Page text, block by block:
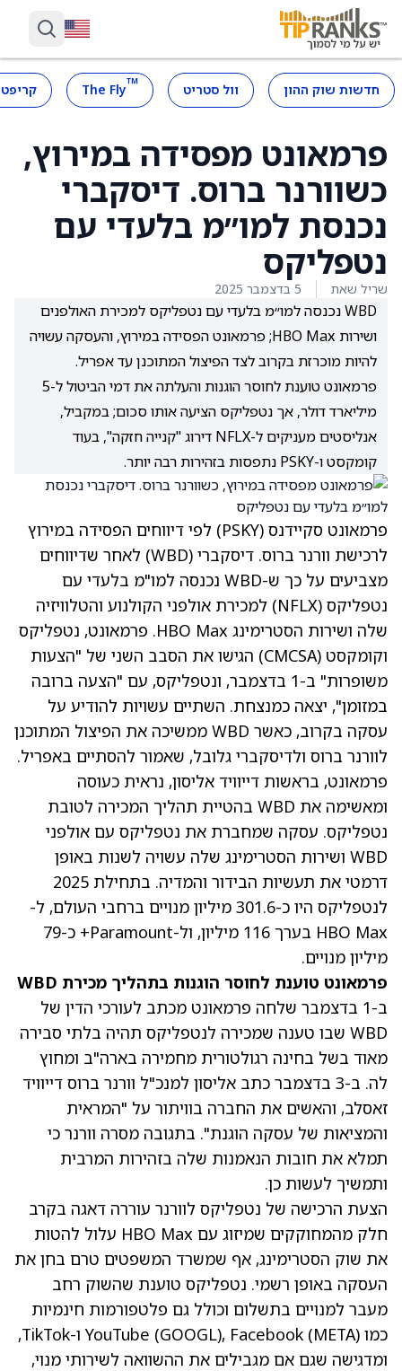
חדשות שוק ההון וול סטריט ™
The Fly
פרמאונט מפסידה במירוץ,
כשוורנר ברוס. דיסקברי
נכנסת למו״מ בלעדי עם
נטפליקס
שריל שאת 5 בדצמבר 2025
WBD נכנסה למו״מ בלעדי עם נטפליקס למכירת האולפנים
ושירות HBO Max; פרמאונט הפסידה במירוץ, והעסקה עשויה
להיות מוכרזת בקרוב לצד הפיצול המתוכנן עד אפריל.
פרמאונט טוענת לחוסר הוגנות והעלתה את דמי הביטול ל-5
מיליארד דולר, אך נטפליקס הציעה אותו סכום; במקביל,
אנליסטים מעניקים ל-NFLX דירוג "קנייה חזקה", בעוד
קומקסט ו-PSKY נתפסות בזהירות רבה יותר.
פרמאונט סקיידנס (PSKY)
לפי דיווחים הפסידה במירוץ
לרכישת וורנר ברוס. דיסקברי (WBD)
לאחר שדיווחים
מצביעים על כך ש-WBD נכנסה למו"מ בלעדי עם
נטפליקס (NFLX)
למכירת אולפני הקולנוע והטלוויזיה
שלה ושירות הסטרימינג HBO Max. פרמאונט, נטפליקס
וקומקסט (CMCSA)
הגישו את הסבב השני של "הצעות
משופרות" ב-1 בדצמבר, ונטפליקס, עם "הצעה ברובה
במזומן", יצאה כמנצחת. השתיים עשויות להודיע על
עסקה בקרוב, כאשר WBD ממשיכה את הפיצול המתוכנן
לוורנר ברוס ולדיסקברי גלובל, שאמור להסתיים באפריל.
פרמאונט, בראשות דייוויד אליסון, נראית כעוסה
ומאשימה את WBD בהטיית תהליך המכירה לטובת
נטפליקס. עסקה שמחברת את נטפליקס עם אולפני
WBD ושירות הסטרימינג שלה עשויה לשנות באופן
דרמטי את תעשיות הבידור והמדיה. בתחילת 2025
לנטפליקס היו כ-301.6 מיליון מנויים ברחבי העולם, ל-
HBO Max בערך 116 מיליון, ול-Paramount+ כ-79
מיליון מנויים.
פרמאונט טוענת לחוסר הוגנות בתהליך מכירת WBD
ב-1 בדצמבר שלחה פרמאונט מכתב לעורכי הדין של
WBD שבו טענה שמכירה לנטפליקס תהיה בלתי סבירה
מאוד בשל בחינה רגולטורית מחמירה בארה"ב ומחוץ
לה. ב-3 בדצמבר כתב אליסון למנכ"ל וורנר ברוס דייוויד
זאסלב, והאשים את החברה בוויתור על "המראית
והמציאות של עסקה הוגנת". בתגובה מסרה וורנר כי
תמלא את חובות הנאמנות שלה בזהירות המרבית
ותמשיך לעשות כן.
הצעת הרכישה של נטפליקס לוורנר עוררה דאגה בקרב
חלק מהמחוקקים שמיזוג עם HBO Max עלול להטות
את שוק הסטרימינג, אף שמשרד המשפטים טרם בחן את
העסקה באופן רשמי. נטפליקס טוענת שהשוק רחב
מעבר למנויים בתשלום וכולל גם פלטפורמות חינמיות
כמו YouTube
(GOOGL), Facebook (META)
ו-TikTok,
ומדגישה שגם אם מגבילים את ההשוואה לשירותי מנוי,